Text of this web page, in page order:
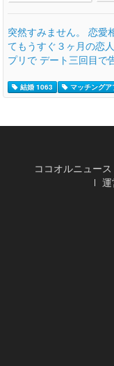
突然すみません。 恋愛
てもうすぐ３ヶ月の恋
プリで デート三回目で
結婚 1063 マッチング
ココオルニュース